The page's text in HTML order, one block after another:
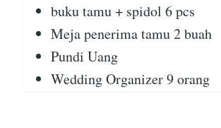
buku tamu + spidol 6 pcs
Meja penerima tamu 2 buah
Pundi Uang
Wedding Organizer 9 orang